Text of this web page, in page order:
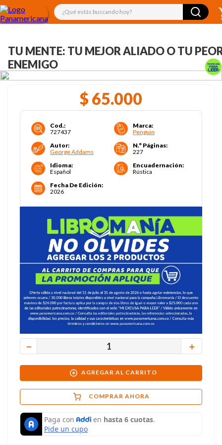
¿Qué estás buscando hoy?
TU MENTE: TU MEJOR ALIADO O TU
ENEMIGO
$ 65.000
Cod.:
727437
Marca:
Penguin
Autor:
George Addams
N.° Páginas:
227
Idioma:
Español
Encuadernación:
Rústica
Fecha De Edición:
2026
＋
－
AGREGAR AL CARRITO
COMPRAR AHORA